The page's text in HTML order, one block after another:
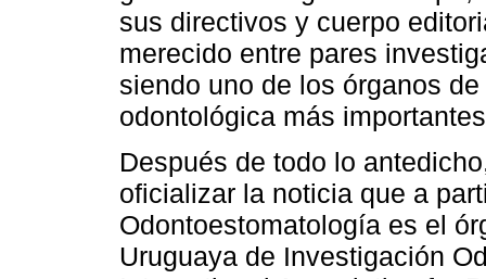
sus directivos y cuerpo
merecido entre pares
siendo uno de los órganos
odontológica más
Después de todo lo
oficializar la noticia que a
Odontoestomatología es el
Uruguaya de Investigación